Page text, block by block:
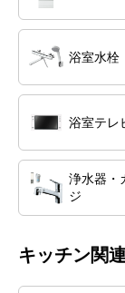
浴室水栓
浴室テレ
浄水器・
ジ
キッチン関連